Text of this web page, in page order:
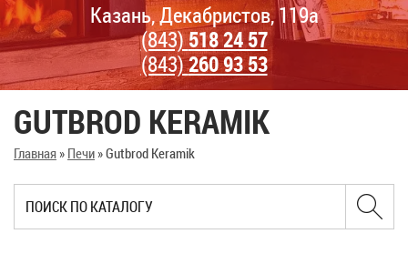
Казань, Декабристов, 119а
(843)518 24 57
(843)260 93 53
GUTBROD KERAMIK
Главная» Печи»Gutbrod Keramik